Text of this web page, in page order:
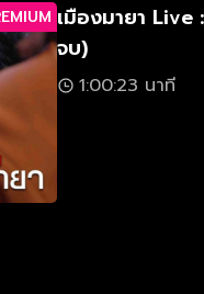
เมืองมายา Live
จบ)
1:00:23 นาที